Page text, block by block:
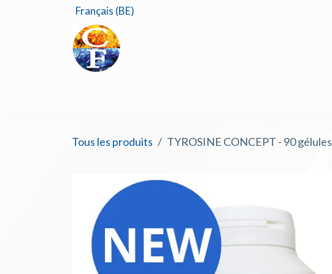
Se rendre au contenu
Français (BE)
Tous les produits TYROSINE CONCEPT - 90 gélules